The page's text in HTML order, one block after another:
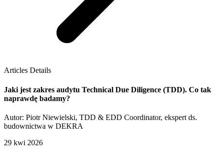
Articles Details
Jaki jest zakres audytu Technical Due Diligence (TDD). Co tak
naprawdę badamy?
Autor: Piotr Niewielski, TDD & EDD Coordinator, ekspert ds.
budownictwa w DEKRA
29 kwi 2026